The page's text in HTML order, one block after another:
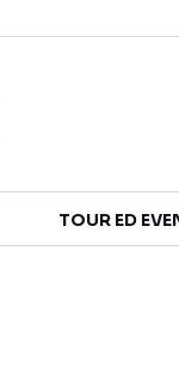
TOUR ED